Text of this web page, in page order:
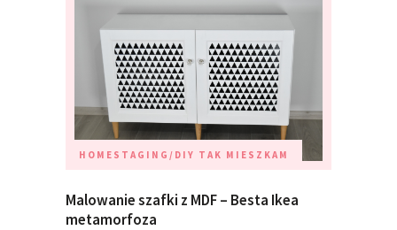
HOMESTAGING/DIY TAK MIESZKAM
Malowanie szafki z MDF – Besta Ikea
metamorfoza